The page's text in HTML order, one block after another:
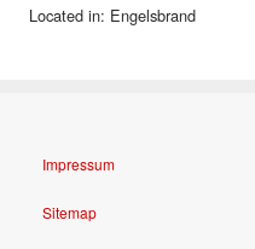
Located in: Engelsbrand
Impressum
Sitemap